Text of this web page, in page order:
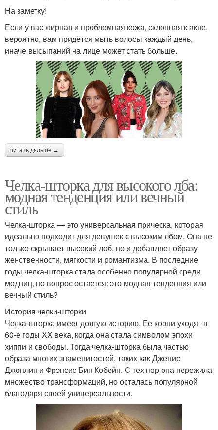
На заметку!
Если у вас жирная и проблемная кожа, склонная к акне,
вероятно, вам придётся мыть волосы каждый день,
иначе высыпаний на лице может стать больше.
читать дальше →
Челка-шторка для высокого лба:
модная тенденция или вечный
стиль
Челка-шторка — это универсальная прическа, которая
идеально подходит для девушек с высоким лбом. Она не
только скрывает высокий лоб, но и добавляет образу
женственности, мягкости и романтизма. В последние
годы челка-шторка стала особенно популярной среди
модниц, но вопрос остается: это модная тенденция или
вечный стиль?
История челки-шторки
Челка-шторка имеет долгую историю. Ее корни уходят в
60-е годы XX века, когда она стала символом эпохи
хиппи и свободы. Тогда челка-шторка была частью
образа многих знаменитостей, таких как Дженис
Джоплин и Фрэнсис Бин Кобейн. С тех пор она пережила
множество трансформаций, но осталась популярной
благодаря своей универсальности.